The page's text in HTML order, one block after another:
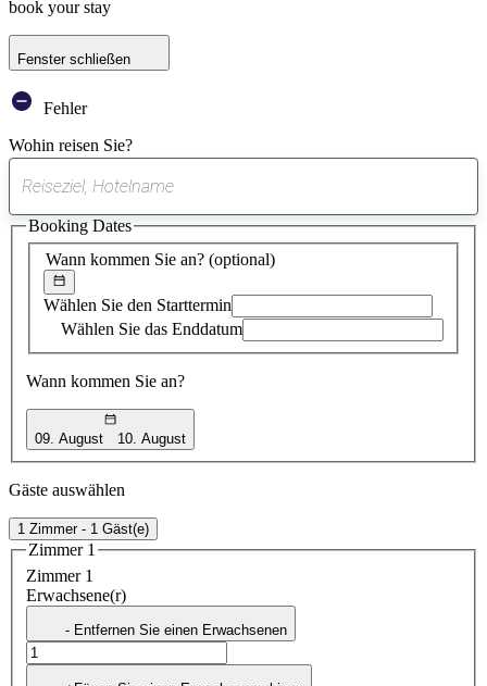
book your stay
Fenster schließen
Fehler
Wohin reisen Sie?
gefundener
Vorschlag
Wann kommen Sie an? (optional)
Wählen Sie den Starttermin
Wählen Sie das Enddatum
Wann kommen Sie an?
09. August 10. August
Booking Dates
Gäste auswählen
1 Zimmer - 1 Gäst(e)
Zimmer 1
Zimmer 1
Erwachsene(r)
- Entfernen Sie einen Erwachsenen